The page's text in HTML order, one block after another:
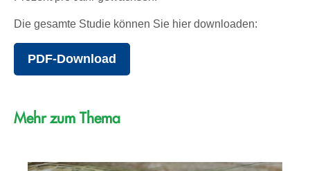
Die gesamte Studie können Sie hier downloaden:
PDF-Download
Mehr zum Thema